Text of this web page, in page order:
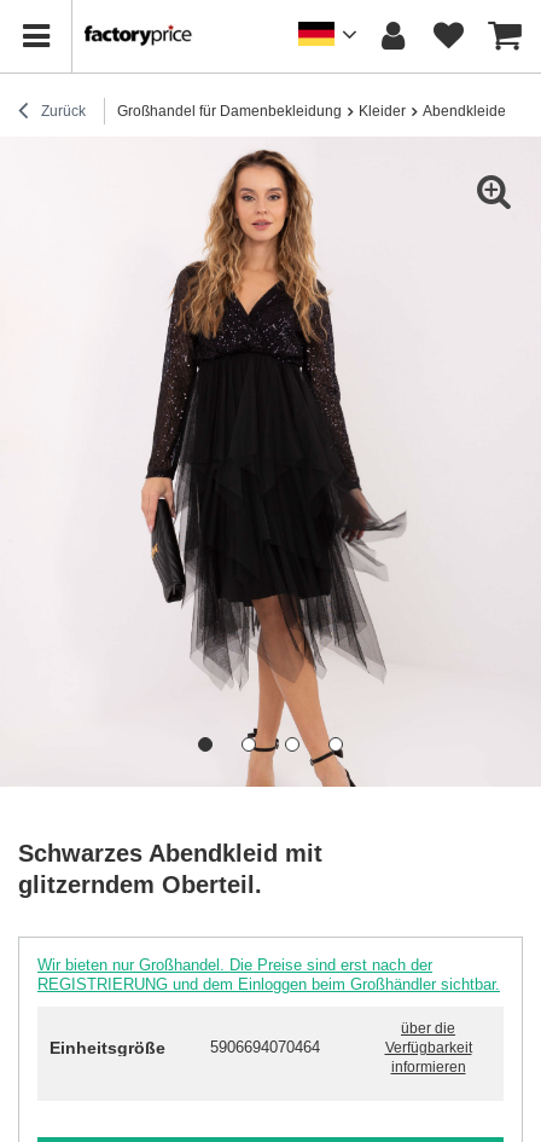
Zurück Großhandel für Damenbekleidung Kleider Abendkleider
Schwarzes Abendkleid mit
glitzerndem Oberteil.
Wir bieten nur Großhandel. Die Preise sind erst nach der
REGISTRIERUNG und dem Einloggen beim Großhändler sichtbar.
Einheitsgröße 5906694070464
über die
Verfügbarkeit
informieren